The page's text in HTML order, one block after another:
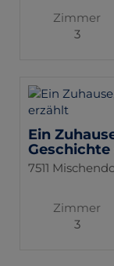
Zimmer
3
Ein
7511
Zimmer
3